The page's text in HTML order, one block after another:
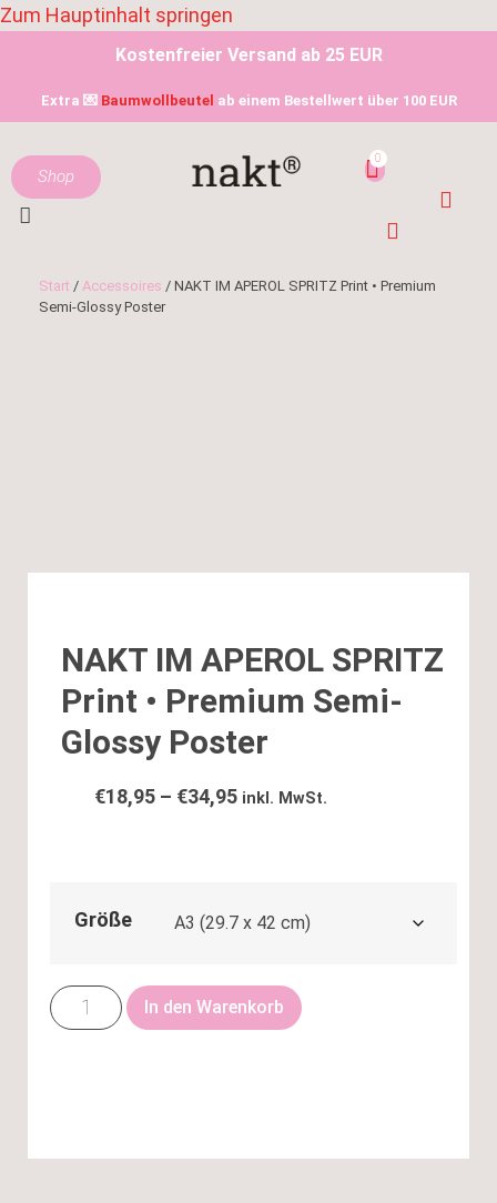
Zum Hauptinhalt springen
Kostenfreier Versand ab 25 EUR
Extra 💌 Baumwollbeutel ab einem Bestellwert über 100 EUR
Shop
Start / Accessoires / NAKT IM APEROL SPRITZ Print • Premium
Semi-Glossy Poster
NAKT IM APEROL SPRITZ
Print • Premium Semi-
Glossy Poster
€18,95 – €34,95 inkl. MwSt.
Größe
In den Warenkorb